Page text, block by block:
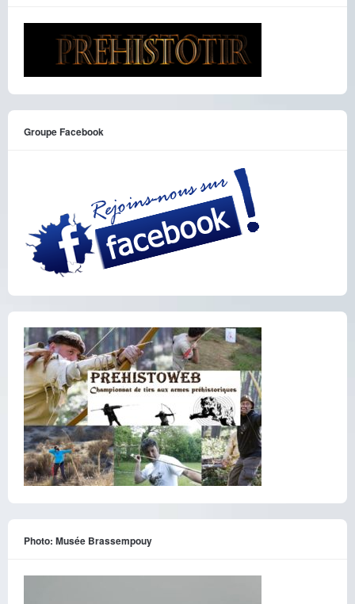
Groupe Facebook
Photo: Musée Brassempouy